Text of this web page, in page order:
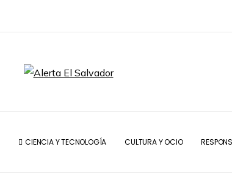
CIENCIA Y TECNOLOGÍA CULTURA Y OCIO